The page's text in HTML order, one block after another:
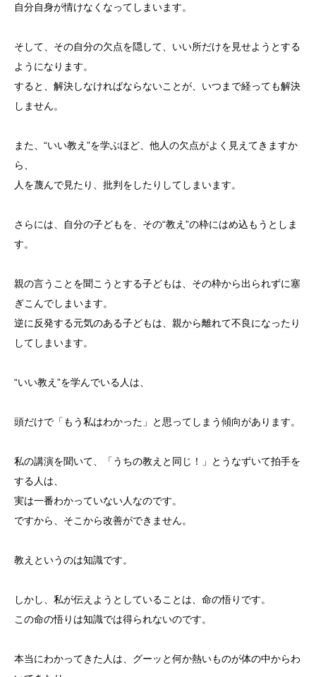
自分自身が情けなくなってしまいます。
そして、その自分の欠点を隠して、いい所だけを見せようとする
ようになります。
すると、解決しなければならないことが、いつまで経っても解決
しません。
また、“いい教え”を学ぶほど、他人の欠点がよく見えてきますか
ら、
人を蔑んで見たり、批判をしたりしてしまいます。
さらには、自分の子どもを、その“教え”の枠にはめ込もうとしま
す。
親の言うことを聞こうとする子どもは、その枠から出られずに塞
ぎこんでしまいます。
逆に反発する元気のある子どもは、親から離れて不良になったり
してしまいます。
“いい教え”を学んでいる人は、
頭だけで「もう私はわかった」と思ってしまう傾向があります。
私の講演を聞いて、「うちの教えと同じ！」とうなずいて拍手を
する人は、
実は一番わかっていない人なのです。
ですから、そこから改善ができません。
教えというのは知識です。
しかし、私が伝えようとしていることは、命の悟りです。
この命の悟りは知識では得られないのです。
本当にわかってきた人は、グーッと何か熱いものが体の中からわ